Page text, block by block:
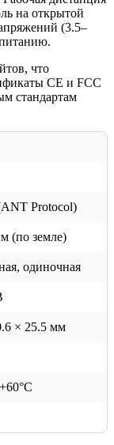
на открытой
(3.5–
что
CE и FCC
стандартам
Protocol)
(по земле)
одиночная
× 25.5 мм